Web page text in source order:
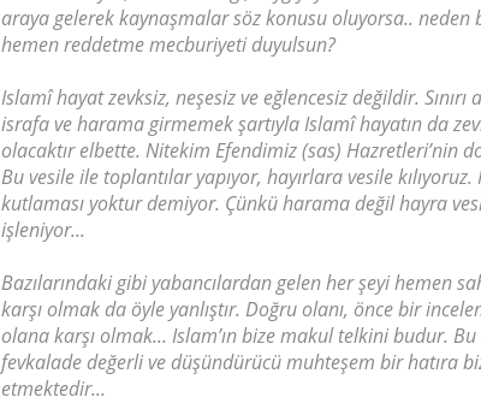
araya gelerek kaynaşmalar söz konusu oluyorsa..
hemen reddetme mecburiyeti duyulsun?
Islamî hayat zevksiz, neşesiz ve eğlencesiz değildir.
israfa ve harama girmemek şartıyla Islamî hayatın da
olacaktır elbette. Nitekim Efendimiz (sas) Hazretleri’nin
Bu vesile ile toplantılar yapıyor, hayırlara vesile
kutlaması yoktur demiyor. Çünkü harama değil hayra
işleniyor...
Bazılarındaki gibi yabancılardan gelen her şeyi hemen
karşı olmak da öyle yanlıştır. Doğru olanı, önce bir
olana karşı olmak... Islam’ın bize makul telkini budur.
fevkalade değerli ve düşündürücü muhteşem bir hatıra
etmektedir...